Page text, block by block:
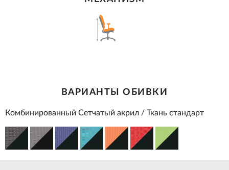
ВАРИАНТЫ ОБИВКИ
Комбинированный Сетчатый акрил / Ткань стандарт